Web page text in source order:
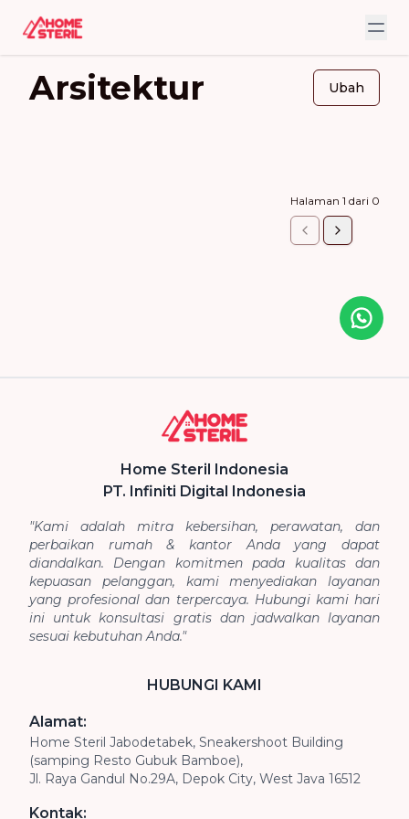
Arsitektur Ubah
Halaman 1 dari 0
Icon
Home Steril Indonesia
PT. Infiniti Digital Indonesia
"Kami adalah mitra kebersihan, perawatan, dan
perbaikan rumah & kantor Anda yang dapat
diandalkan. Dengan komitmen pada kualitas dan
kepuasan pelanggan, kami menyediakan layanan
yang profesional dan terpercaya. Hubungi kami hari
ini untuk konsultasi gratis dan jadwalkan layanan
sesuai kebutuhan Anda."
HUBUNGI KAMI
Alamat:
Home Steril Jabodetabek, Sneakershoot Building
(samping Resto Gubuk Bamboe),
Jl. Raya Gandul No.29A, Depok City, West Java 16512
Kontak: